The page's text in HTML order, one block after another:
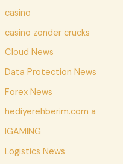
casino
casino zonder crucks
Cloud News
Data Protection News
Forex News
hediyerehberim.com a
IGAMING
Logistics News